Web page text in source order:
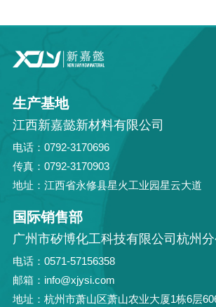
生产基地
江西新嘉懿新材料有限公司
电话：0792-3170696
传真：0792-3170903
地址：江西省永修县星火工业园星云大道
国际销售部
广州市矽博化工科技有限公司杭州分
电话：0571-57156358
邮箱：info@xjysi.com
地址：杭州市萧山区萧山农业大厦1栋6层